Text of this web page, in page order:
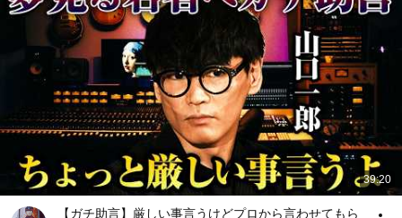
39:20
【ガチ助言】厳しい事言うけどプロから言わせてもら